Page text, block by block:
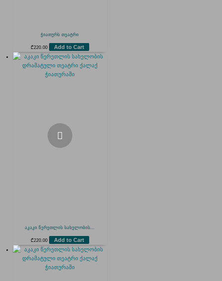
ჭიათურს თეატრი
₾220.00 Add to Cart
აკაკი წერეთლის სახელობის...
₾220.00 Add to Cart